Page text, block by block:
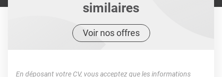
similaires
Voir nos offres
En déposant votre CV, vous acceptez que les informations